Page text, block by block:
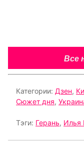
Все
Категории: Дзен,
Сюжет дня,
Тэги: Герань, Илья